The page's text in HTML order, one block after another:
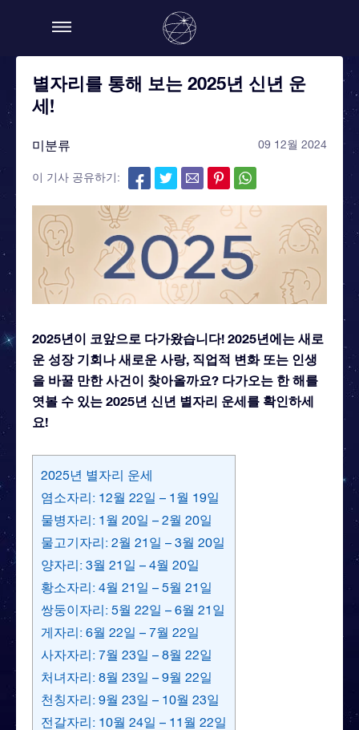
별자리를 통해 보는 2025년 신년 운
세!
미분류 09 12월 2024
이 기사 공유하기:
2025년이 코앞으로 다가왔습니다! 2025년에는 새로
운 성장 기회나 새로운 사랑, 직업적 변화 또는 인생
을 바꿀 만한 사건이 찾아올까요? 다가오는 한 해를
엿볼 수 있는 2025년 신년 별자리 운세를 확인하세
요!
2025년 별자리 운세
염소자리: 12월 22일 – 1월 19일
물병자리: 1월 20일 – 2월 20일
물고기자리: 2월 21일 – 3월 20일
양자리: 3월 21일 – 4월 20일
황소자리: 4월 21일 – 5월 21일
쌍둥이자리: 5월 22일 – 6월 21일
게자리: 6월 22일 – 7월 22일
사자자리: 7월 23일 – 8월 22일
처녀자리: 8월 23일 – 9월 22일
천칭자리: 9월 23일 – 10월 23일
전갈자리: 10월 24일 – 11월 22일